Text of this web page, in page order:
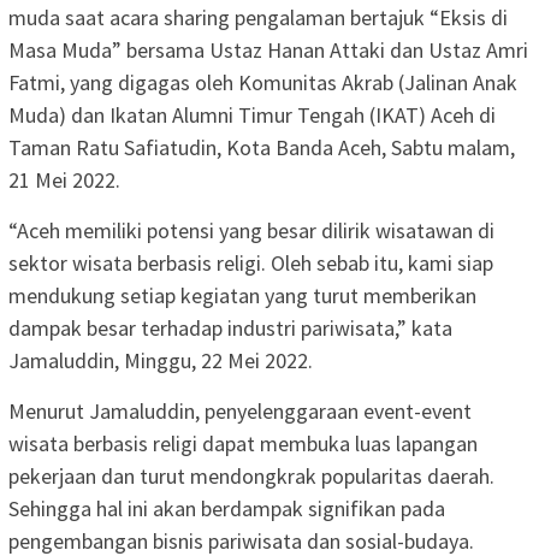
muda saat acara sharing pengalaman bertajuk “Eksis di
Masa Muda” bersama Ustaz Hanan Attaki dan Ustaz Amri
Fatmi, yang digagas oleh Komunitas Akrab (Jalinan Anak
Muda) dan Ikatan Alumni Timur Tengah (IKAT) Aceh di
Taman Ratu Safiatudin, Kota Banda Aceh, Sabtu malam,
21 Mei 2022.
“Aceh memiliki potensi yang besar dilirik wisatawan di
sektor wisata berbasis religi. Oleh sebab itu, kami siap
mendukung setiap kegiatan yang turut memberikan
dampak besar terhadap industri pariwisata,” kata
Jamaluddin, Minggu, 22 Mei 2022.
Menurut Jamaluddin, penyelenggaraan event-event
wisata berbasis religi dapat membuka luas lapangan
pekerjaan dan turut mendongkrak popularitas daerah.
Sehingga hal ini akan berdampak signifikan pada
pengembangan bisnis pariwisata dan sosial-budaya.